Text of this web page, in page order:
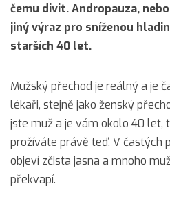
čemu divit. Andropauza,
jiný výraz pro sníženou
starších 40 let.
Mužský přechod je reálný a je
lékaři, stejně jako ženský
jste muž a je vám okolo 40 let,
prožíváte právě teď. V častých
objeví zčista jasna a mnoho
překvapí.